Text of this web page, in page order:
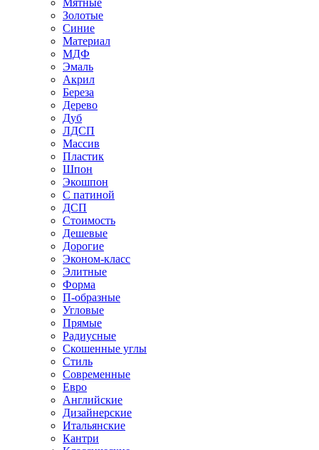
Мятные
Золотые
Синие
Материал
МДФ
Эмаль
Акрил
Береза
Дерево
Дуб
ЛДСП
Массив
Пластик
Шпон
Экошпон
С патиной
ДСП
Стоимость
Дешевые
Дорогие
Эконом-класс
Элитные
Форма
П-образные
Угловые
Прямые
Радиусные
Скошенные углы
Стиль
Современные
Евро
Английские
Дизайнерские
Итальянские
Кантри